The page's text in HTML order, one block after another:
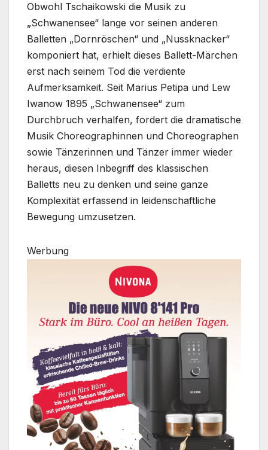
Obwohl Tschaikowski die Musik zu
„Schwanensee“ lange vor seinen anderen
Balletten „Dornröschen“ und „Nussknacker“
komponiert hat, erhielt dieses Ballett-Märchen
erst nach seinem Tod die verdiente
Aufmerksamkeit. Seit Marius Petipa und Lew
Iwanow 1895 „Schwanensee“ zum
Durchbruch verhalfen, fordert die dramatische
Musik Choreographinnen und Choreographen
sowie Tänzerinnen und Tänzer immer wieder
heraus, diesen Inbegriff des klassischen
Balletts neu zu denken und seine ganze
Komplexität erfassend in leidenschaftliche
Bewegung umzusetzen.
Werbung